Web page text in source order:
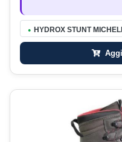
● HYDROX STUNT